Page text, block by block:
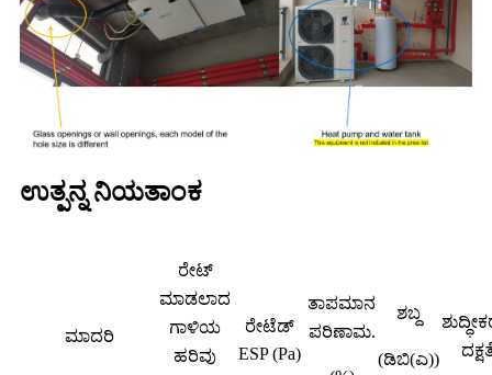
ಉತ್ಪನ್ನ ನಿಯತಾಂಕ
ಮಾದರಿ
ರೇಟ್
ಮಾಡಲಾದ
ಗಾಳಿಯ
ಹರಿವು
ರೇಟೆಡ್
ESP (Pa)
ತಾಪಮಾನ
ಪರಿಣಾಮ.
ಶಬ್ದ
(ಡಿಬಿ(ಎ))